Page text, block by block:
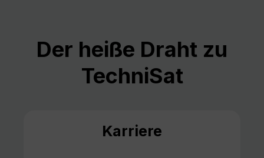
Der heiße Draht zu
TechniSat
Karriere